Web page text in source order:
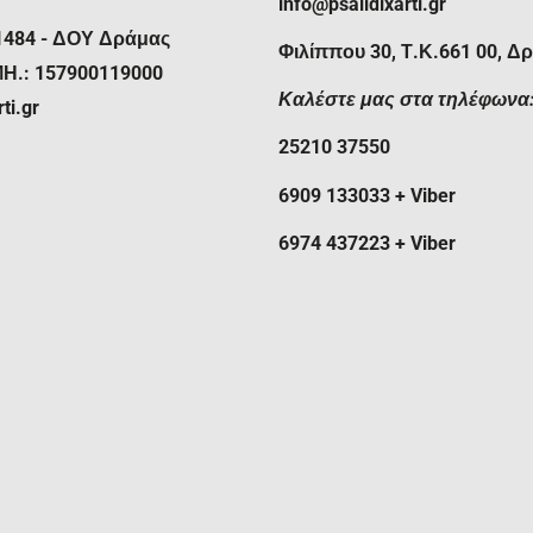
μας. Στις παρατηρήσεις της
ή τον αριθμό της
ή μη, εισάγεται
εταιριών
πληροφορίες,
που σας ενδιαφέρει.
- ΔΟΥ Δράμας
157900119000
Φιλίππου 30, Τ.Κ.661 00,
Καλέστε μας στα τηλέφωνα:
25210 37550
6909 133033 + Viber
6974 437223 + Viber